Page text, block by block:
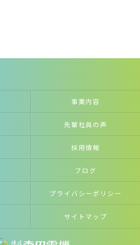
事業内容
先輩社員の声
採用情報
ブログ
プライバシーポリシー
サイトマップ